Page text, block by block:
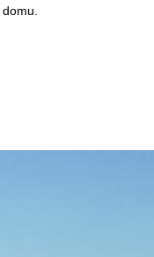
domu.